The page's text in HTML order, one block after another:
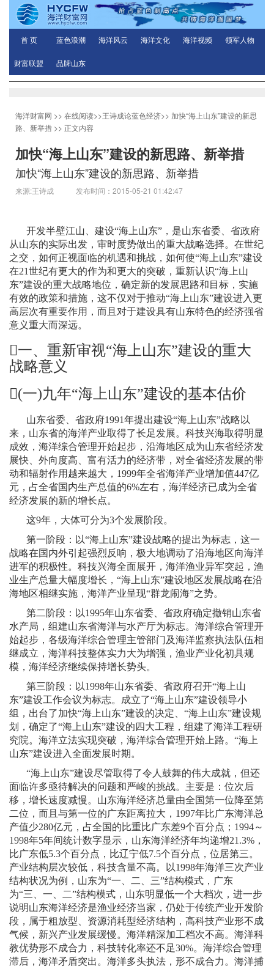
首 页 蓝色浪潮 海洋风云 海洋文化 海洋视频 领军人物
财富联盟 品牌山东
海洋财富网 >> 在线阅读>>王诗成论蓝色经济>> 加快“海上山东”建设的新思
路、新举措 >> 正文内容
加快“海上山东”建设的新思路、新举措
加快“海上山东”建设的新思路、新举措
来源:王诗成 发布时间：2015-05-21 01:42:47
开发半壁江山、建设“海上山东”，是山东省委、省政府
从山东的实际出发，审时度势做出的重大战略选择。在世纪
之交，如何正视面临的机遇和挑战，如何使“海上山东”建设
在21世纪有更大的作为和更大的突破，重新认识“海上山
东”建设的重大战略地位，确定新的发展思路和目标，实施
有效的政策和措施，这不仅对于推动“海上山东”建设进入更
高层次有重要作用，而且对于建设具有山东特色的经济强省
意义重大而深远。
一、重新审视“海上山东”建设的重大
战略意义
(一)九年“海上山东”建设的基本估价
山东省委、省政府1991年提出建设“海上山东”战略以
来，山东省的海洋产业取得了长足发展。科技兴海取得明显
成效，海洋综合管理开始起步，沿海地区成为山东省经济发
展快、外向度高、富有活力的经济带，对全省经济发展的带
动和辐射作用越来越大， 1999年全省海洋产业增加值447亿
元，占全省国内生产总值的6%左右，海洋经济已成为全省
经济发展的新的增长点。
这9年，大体可分为3个发展阶段。
第一阶段：以“海上山东”建设战略的提出为标志，这一
战略在国内外引起强烈反响，极大地调动了沿海地区向海洋
进军的积极性。科技兴海全面展开，海洋渔业异军突起，渔
业生产总量大幅度增长，“海上山东”建设地区发展战略在沿
海地区相继实施，海洋产业呈现“群龙闹海”之势。
第二阶段：以1995年山东省委、省政府确定撤销山东省
水产局，组建山东省海洋与水产厅为标志。海洋综合管理开
始起步，各级海洋综合管理主管部门及海洋监察执法队伍相
继成立，海洋科技整体实力大为增强，渔业产业化初具规
模，海洋经济继续保持增长势头。
第三阶段：以1998年山东省委、省政府召开“海上山
东”建设工作会议为标志。成立了“海上山东”建设领导小
组，出台了加快“海上山东”建设的决定、“海上山东”建设规
划，确定了“海上山东”建设的四大工程，组建了海洋工程研
究院。海洋立法实现突破，海洋综合管理开始上路。“海上
山东”建设进入全面发展时期。
“海上山东”建设尽管取得了令人鼓舞的伟大成就，但还
面临许多亟待解决的问题和严峻的挑战。主要是：位次后
移，增长速度减慢。山东海洋经济总量由全国第一位降至第
二位，而且与第一位的广东距离拉大， 1997年比广东海洋总
产值少280亿元，占全国的比重比广东差9个百分点； 1994～
1998年5年间统计数字显示，山东海洋经济年均递增21.3% ，
比广东低5.3个百分点，比辽宁低7.5个百分点，位居第三。
产业结构层次较低，科技含量不高。以1998年海洋三次产业
结构状况为例，山东为“一、二、三”结构模式，广东
为“三、一、二”结构模式，山东明显低一个大档次，进一步
说明山东海洋经济是渔业经济当家，仍处于传统产业开发阶
段，属于粗放型、资源消耗型经济结构，高科技产业形不成
气候，新兴产业发展缓慢。海洋精深加工档次不高。海洋科
教优势形不成合力，科技转化率还不足30%。海洋综合管理
滞后，海洋矛盾突出。海洋多头执法，形不成合力。海洋捕